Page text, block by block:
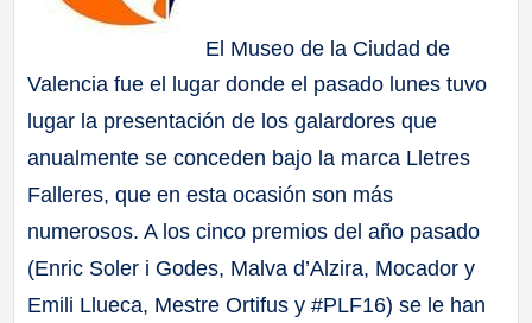
El Museo de la Ciudad de
Valencia fue el lugar donde el pasado lunes tuvo
lugar la presentación de los galardores que
anualmente se conceden bajo la marca Lletres
Falleres, que en esta ocasión son más
numerosos. A los cinco premios del año pasado
(Enric Soler i Godes, Malva d’Alzira, Mocador y
Emili Llueca, Mestre Ortifus y #PLF16) se le han